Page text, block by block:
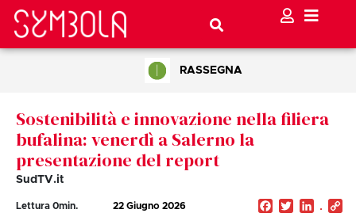
RASSEGNA
Sostenibilità e innovazione nella filiera
bufalina: venerdì a Salerno la
presentazione del report
SudTV.it
Lettura 0min. 22 Giugno 2026 Facebook
Twitter